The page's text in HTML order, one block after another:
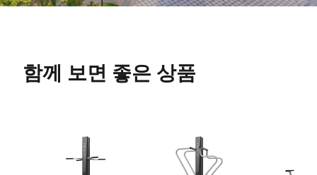
함께 보면 좋은 상품